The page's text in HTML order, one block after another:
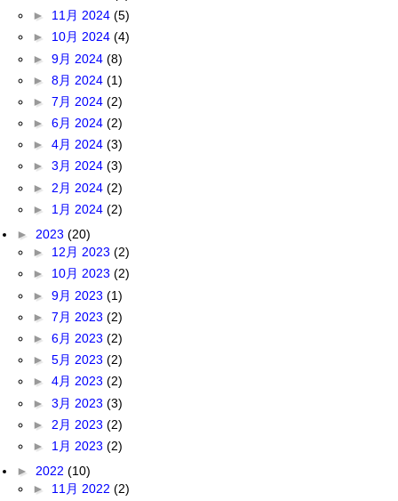
► 11月 2024 (5)
► 10月 2024 (4)
► 9月 2024 (8)
► 8月 2024 (1)
► 7月 2024 (2)
► 6月 2024 (2)
► 4月 2024 (3)
► 3月 2024 (3)
► 2月 2024 (2)
► 1月 2024 (2)
► 2023 (20)
► 12月 2023 (2)
► 10月 2023 (2)
► 9月 2023 (1)
► 7月 2023 (2)
► 6月 2023 (2)
► 5月 2023 (2)
► 4月 2023 (2)
► 3月 2023 (3)
► 2月 2023 (2)
► 1月 2023 (2)
► 2022 (10)
► 11月 2022 (2)